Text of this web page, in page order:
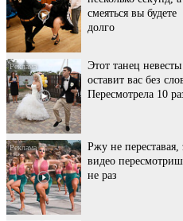
смеяться вы будете
долго
Этот танец невесты
оставит вас без
Пересмотрела 10
Ржу не переставая,
видео
не раз